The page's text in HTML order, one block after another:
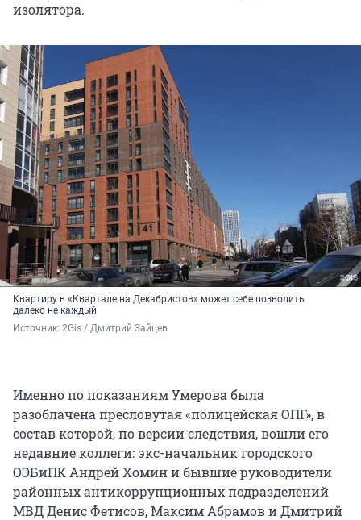
изолятора.
Квартиру в «Квартале на Декабристов» может себе позволить
далеко не каждый
Источник: 2Gis / Дмитрий Зайцев
Именно по показаниям Умерова была
разоблачена пресловутая «полицейская ОПГ», в
состав которой, по версии следствия, вошли его
недавние коллеги: экс-начальник городского
ОЭБиПК Андрей Хомин и бывшие руководители
районных антикоррупционных подразделений
МВД Денис Фетисов, Максим Абрамов и Дмитрий